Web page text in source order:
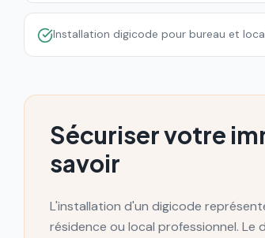
Installation digicode pour bureau et
Sécuriser votre
savoir
L'installation d'un digicode
résidence ou local professionnel.